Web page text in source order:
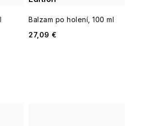
Balzam po holení, 100 ml
27,09 €